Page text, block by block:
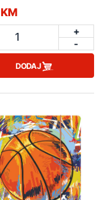
1
+
-
DODAJ